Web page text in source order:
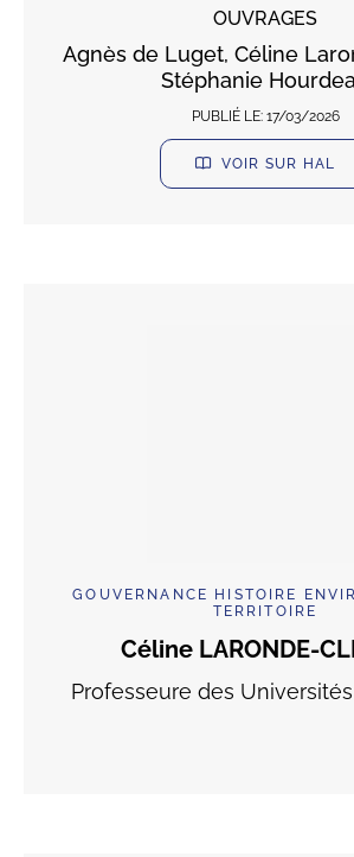
OUVRAGES
Agnès de Luget, Céline
Stéphanie
PUBLIÉ LE: 17/03/2026
VOIR SUR HAL
GOUVERNANCE HISTOIRE
TERRITOIRE
Céline LARONDE-
Professeure des Universités